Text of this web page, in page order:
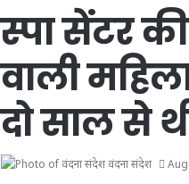
स्पा सेंटर
वाली
दो साल से
वंदना संदेश